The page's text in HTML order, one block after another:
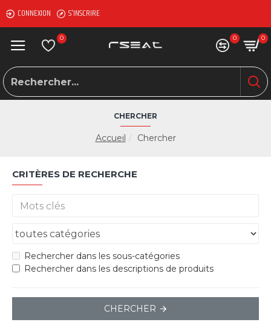
CONNEXION S'INSCRIRE
0 0 0
Accueil Chercher
CHERCHER
CRITÈRES DE RECHERCHE
Rechercher dans les sous-catégories
Rechercher dans les descriptions de produits
CHERCHER